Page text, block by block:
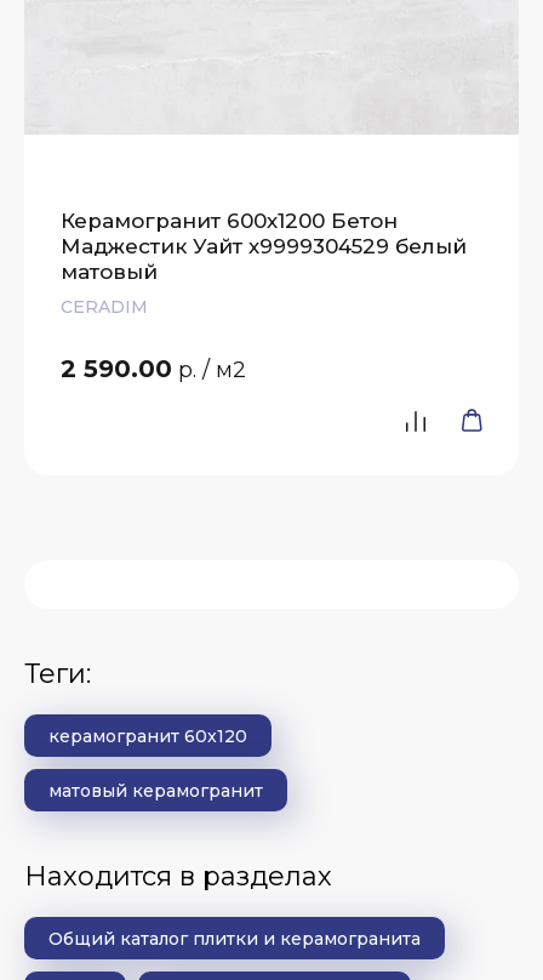
Керамогранит 600х1200 Бетон
Маджестик Уайт х9999304529 белый
матовый
CERADIM
2 590.00 р. / м2
теги:
керамогранит 60x120
матовый керамогранит
Находится в разделах
Общий каталог плитки и керамогранита